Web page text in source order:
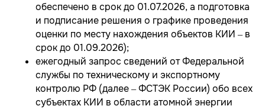
обеспечено в срок до 01.07.2026, а подготовка
и подписание решения о графике проведения
оценки по месту нахождения объектов КИИ – в
срок до 01.09.2026);
ежегодный запрос сведений от Федеральной
службы по техническому и экспортному
контролю РФ (далее – ФСТЭК России) обо всех
субъектах КИИ в области атомной энергии